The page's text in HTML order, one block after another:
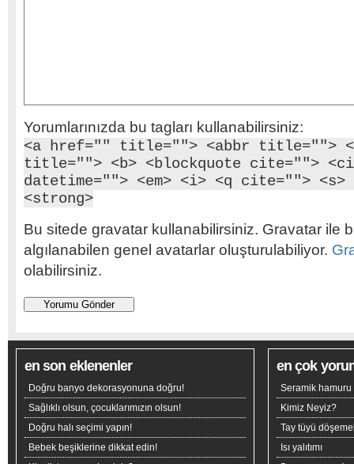
Yorumlarınızda bu tagları kullanabilirsiniz:
<a href="" title=""> <abbr title="">
title=""> <b> <blockquote cite="">
datetime=""> <em> <i> <q cite="">
<strong>
Bu sitede gravatar kullanabilirsiniz. Gravatar ile
algılanabilen genel avatarlar oluşturulabiliyor.
olabilirsiniz.
en son eklenenler
Doğru banyo dekorasyonuna doğru!
Sağlıklı olsun, çocuklarımızın olsun!
Doğru halı seçimi yapın!
Bebek beşiklerine dikkat edin!
en çok
Seramik hamuru
Kimiz Neyiz?
Tay tüyü
Isı yalıtımı